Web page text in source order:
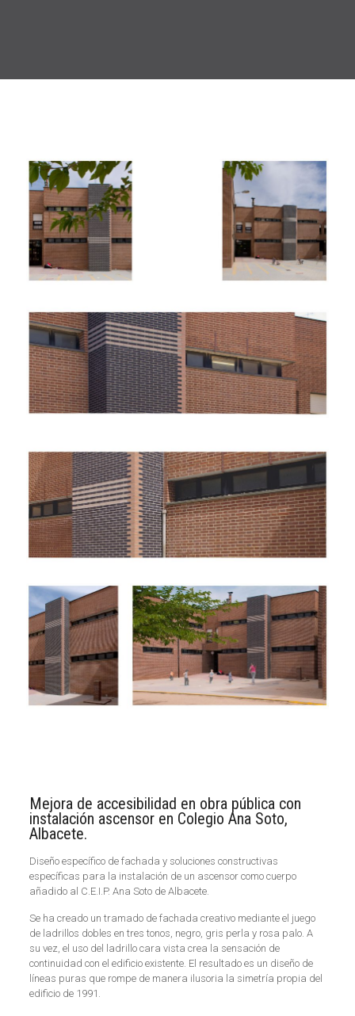
Mejora de accesibilidad en obra pública con
instalación ascensor en Colegio Ana Soto,
Albacete.
Diseño específico de fachada y soluciones constructivas
específicas para la instalación de un ascensor como cuerpo
añadido al C.E.I.P. Ana Soto de Albacete.
Se ha creado un tramado de fachada creativo mediante el juego
de ladrillos dobles en tres tonos, negro, gris perla y rosa palo. A
su vez, el uso del ladrillo cara vista crea la sensación de
continuidad con el edificio existente. El resultado es un diseño de
líneas puras que rompe de manera ilusoria la simetría propia del
edificio de 1991.